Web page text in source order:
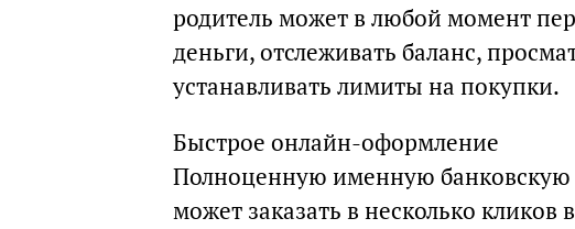
родитель может в любой момент
деньги, отслеживать баланс,
устанавливать лимиты на покупки.
Быстрое онлайн-оформление
Полноценную именную банковскую
может заказать в несколько